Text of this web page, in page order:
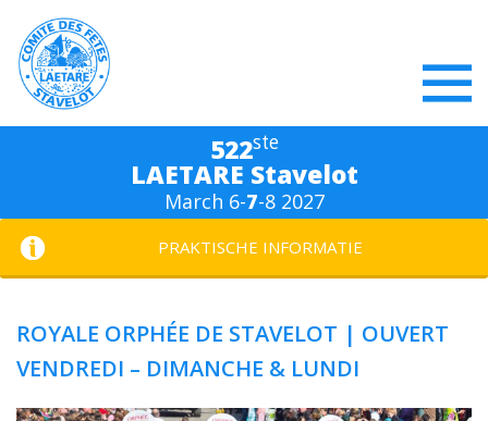
522ste
LAETARE Stavelot
March 6-7-8 2027
PRAKTISCHE INFORMATIE
ROYALE ORPHÉE DE STAVELOT | OUVERT
VENDREDI – DIMANCHE & LUNDI